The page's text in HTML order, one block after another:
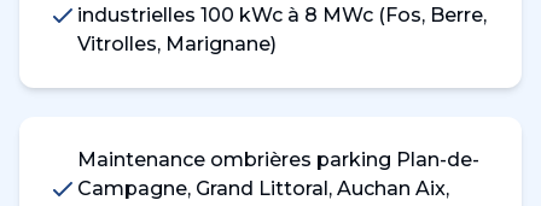
industrielles 100 kWc à 8 MWc (Fos, Berre,
Vitrolles, Marignane)
Maintenance ombrières parking Plan-de-
Campagne, Grand Littoral, Auchan Aix,